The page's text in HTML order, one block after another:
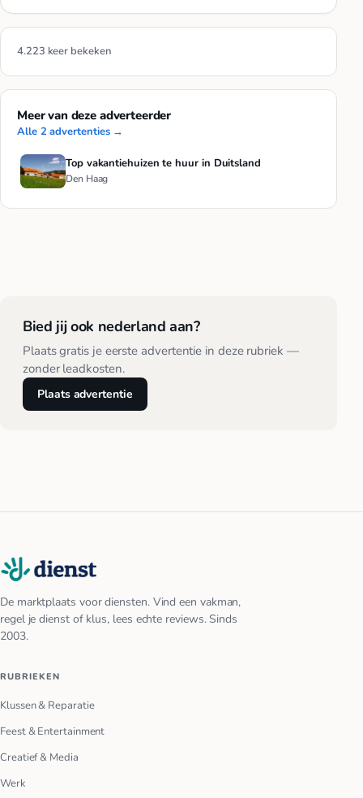
4.223 keer bekeken
Meer van deze adverteerder
Alle 2 advertenties →
Top vakantiehuizen te huur in Duitsland
Den Haag
Bied jij ook nederland aan?
Plaats gratis je eerste advertentie in deze rubriek —
zonder leadkosten.
Plaats advertentie
De marktplaats voor diensten. Vind een vakman,
regel je dienst of klus, lees echte reviews. Sinds
2003.
RUBRIEKEN
Klussen & Reparatie
Feest & Entertainment
Creatief & Media
Werk